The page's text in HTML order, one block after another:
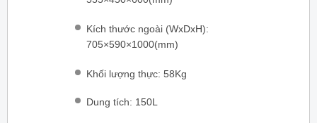
Kích thước ngoài (WxDxH):
705×590×1000(mm)
Khối lượng thực: 58Kg
Dung tích: 150L